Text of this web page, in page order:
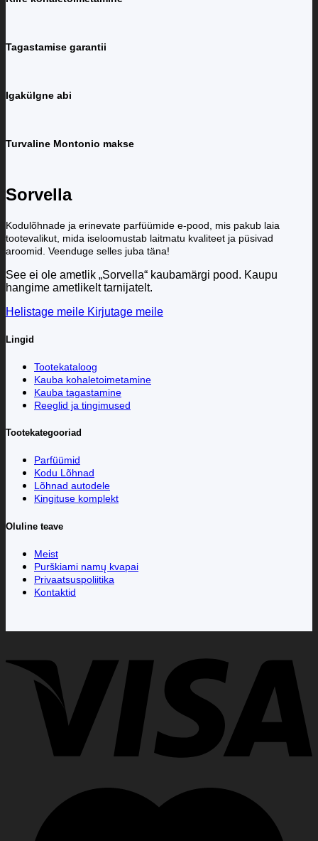
Tagastamise garantii
Igakülgne abi
Turvaline Montonio makse
Sorvella
Kodulõhnade ja erinevate parfüümide e-pood, mis pakub laia
tootevalikut, mida iseloomustab laitmatu kvaliteet ja püsivad
aroomid. Veenduge selles juba täna!
See ei ole ametlik „Sorvella“ kaubamärgi pood. Kaupu
hangime ametlikelt tarnijatelt.
Helistage meile Kirjutage meile
Lingid
Tootekataloog
Kauba kohaletoimetamine
Kauba tagastamine
Reeglid ja tingimused
Tootekategooriad
Parfüümid
Kodu Lõhnad
Lõhnad autodele
Kingituse komplekt
Oluline teave
Meist
Purškiami namų kvapai
Privaatsuspoliitika
Kontaktid